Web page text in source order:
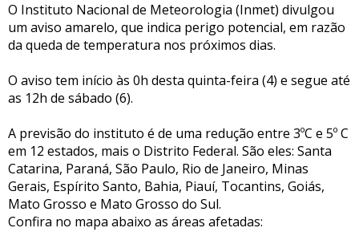
O Instituto Nacional de Meteorologia (Inmet) divulgou
um aviso amarelo, que indica perigo potencial, em razão
da queda de temperatura nos próximos dias.
O aviso tem início às 0h desta quinta-feira (4) e segue até
as 12h de sábado (6).
A previsão do instituto é de uma redução entre 3ºC e 5º C
em 12 estados, mais o Distrito Federal. São eles: Santa
Catarina, Paraná, São Paulo, Rio de Janeiro, Minas
Gerais, Espírito Santo, Bahia, Piauí, Tocantins, Goiás,
Mato Grosso e Mato Grosso do Sul.
Confira no mapa abaixo as áreas afetadas: